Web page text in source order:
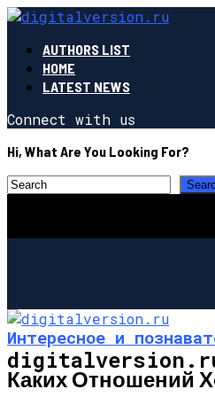
AUTHORS LIST
HOME
LATEST NEWS
Connect with us
Hi, What Are You Looking For?
Интересное и
Каких Отношений